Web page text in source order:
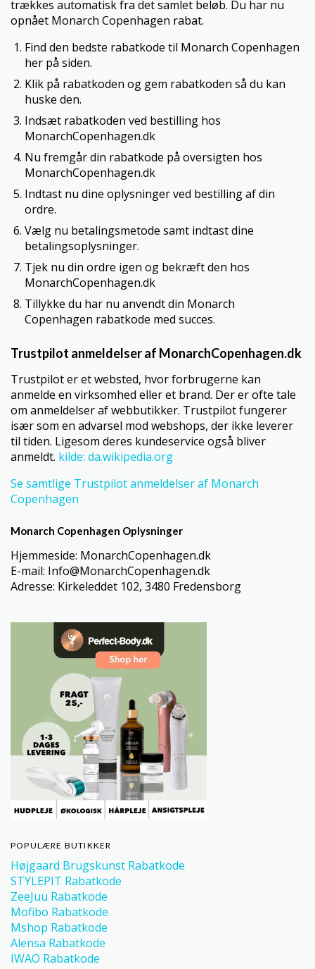
trækkes automatisk fra det samlet beløb. Du har nu
opnået Monarch Copenhagen rabat.
Find den bedste rabatkode til Monarch Copenhagen
her på siden.
Klik på rabatkoden og gem rabatkoden så du kan
huske den.
Indsæt rabatkoden ved bestilling hos
MonarchCopenhagen.dk
Nu fremgår din rabatkode på oversigten hos
MonarchCopenhagen.dk
Indtast nu dine oplysninger ved bestilling af din
ordre.
Vælg nu betalingsmetode samt indtast dine
betalingsoplysninger.
Tjek nu din ordre igen og bekræft den hos
MonarchCopenhagen.dk
Tillykke du har nu anvendt din Monarch
Copenhagen rabatkode med succes.
Trustpilot anmeldelser af MonarchCopenhagen.dk
Trustpilot er et websted, hvor forbrugerne kan
anmelde en virksomhed eller et brand. Der er ofte tale
om anmeldelser af webbutikker. Trustpilot fungerer
især som en advarsel mod webshops, der ikke leverer
til tiden. Ligesom deres kundeservice også bliver
anmeldt. kilde: da.wikipedia.org
Se samtlige Trustpilot anmeldelser af Monarch
Copenhagen
Monarch Copenhagen Oplysninger
Hjemmeside: MonarchCopenhagen.dk
E-mail: Info@MonarchCopenhagen.dk
Adresse: Kirkeleddet 102, 3480 Fredensborg
POPULÆRE BUTIKKER
Højgaard Brugskunst Rabatkode
STYLEPIT Rabatkode
ZeeJuu Rabatkode
Mofibo Rabatkode
Mshop Rabatkode
Alensa Rabatkode
IWAO Rabatkode